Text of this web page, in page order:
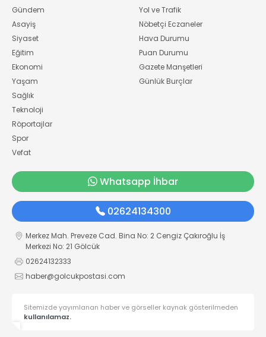
Gündem
Asayiş
Siyaset
Eğitim
Ekonomi
Yaşam
Sağlık
Teknoloji
Röportajlar
Spor
Vefat
Yol ve Trafik
Nöbetçi Eczaneler
Hava Durumu
Puan Durumu
Gazete Manşetleri
Günlük Burçlar
Whatsapp İhbar
02624134300
Merkez Mah. Preveze Cad. Bina No: 2 Cengiz Çakıroğlu İş
Merkezi No: 21 Gölcük
02624132333
haber@golcukpostasi.com
Sitemizde yayımlanan haber ve görseller kaynak gösterilmeden
kullanılamaz.